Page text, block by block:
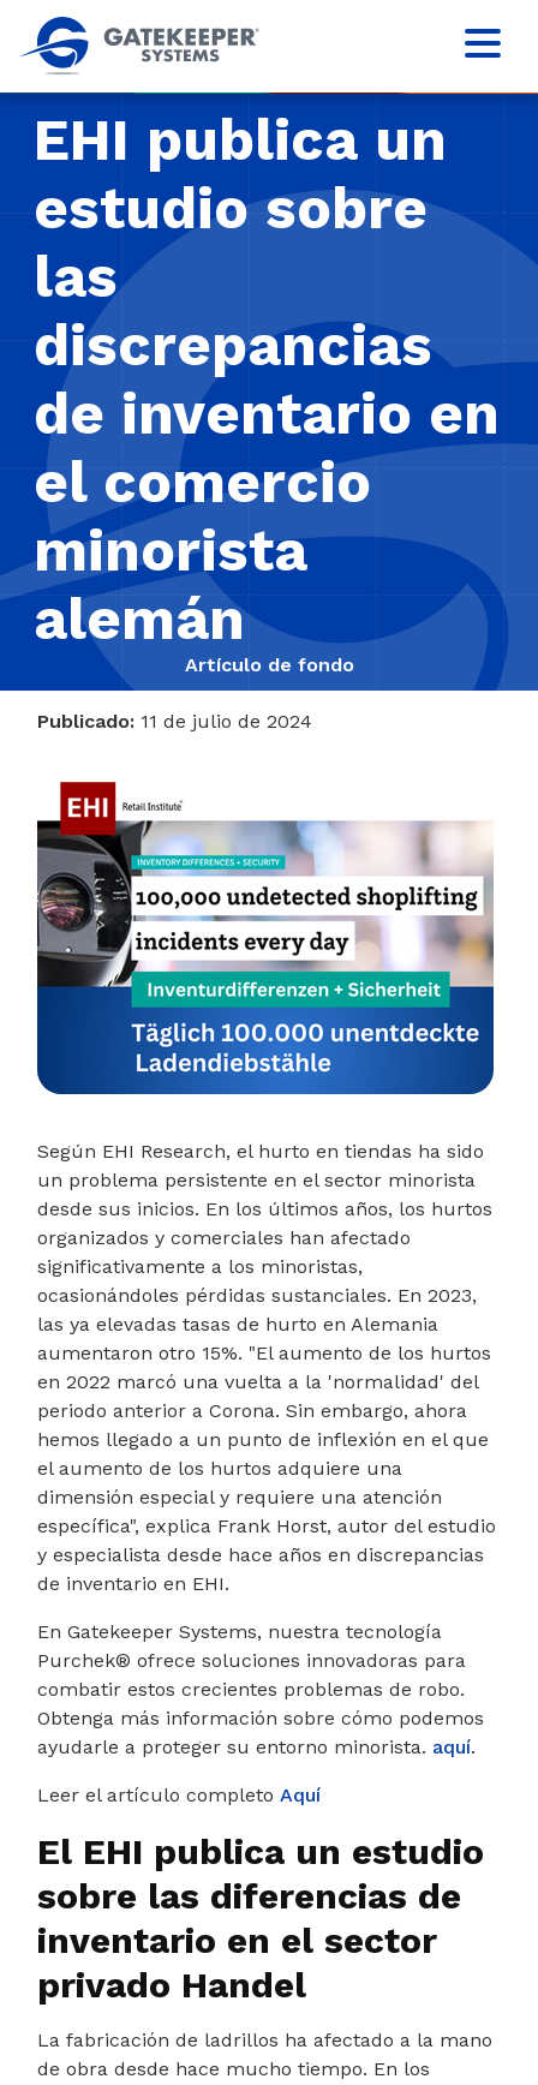
EHI publica un
estudio sobre
las
discrepancias
de inventario en
el comercio
minorista
alemán
Artículo de fondo
Publicado: 11 de julio de 2024
Según EHI Research, el hurto en tiendas ha sido
un problema persistente en el sector minorista
desde sus inicios. En los últimos años, los hurtos
organizados y comerciales han afectado
significativamente a los minoristas,
ocasionándoles pérdidas sustanciales. En 2023,
las ya elevadas tasas de hurto en Alemania
aumentaron otro 15%. "El aumento de los hurtos
en 2022 marcó una vuelta a la 'normalidad' del
periodo anterior a Corona. Sin embargo, ahora
hemos llegado a un punto de inflexión en el que
el aumento de los hurtos adquiere una
dimensión especial y requiere una atención
específica", explica Frank Horst, autor del estudio
y especialista desde hace años en discrepancias
de inventario en EHI.
En Gatekeeper Systems, nuestra tecnología
Purchek® ofrece soluciones innovadoras para
combatir estos crecientes problemas de robo.
Obtenga más información sobre cómo podemos
ayudarle a proteger su entorno minorista. aquí.
Leer el artículo completo Aquí
El EHI publica un estudio
sobre las diferencias de
inventario en el sector
privado Handel
La fabricación de ladrillos ha afectado a la mano
de obra desde hace mucho tiempo. En los